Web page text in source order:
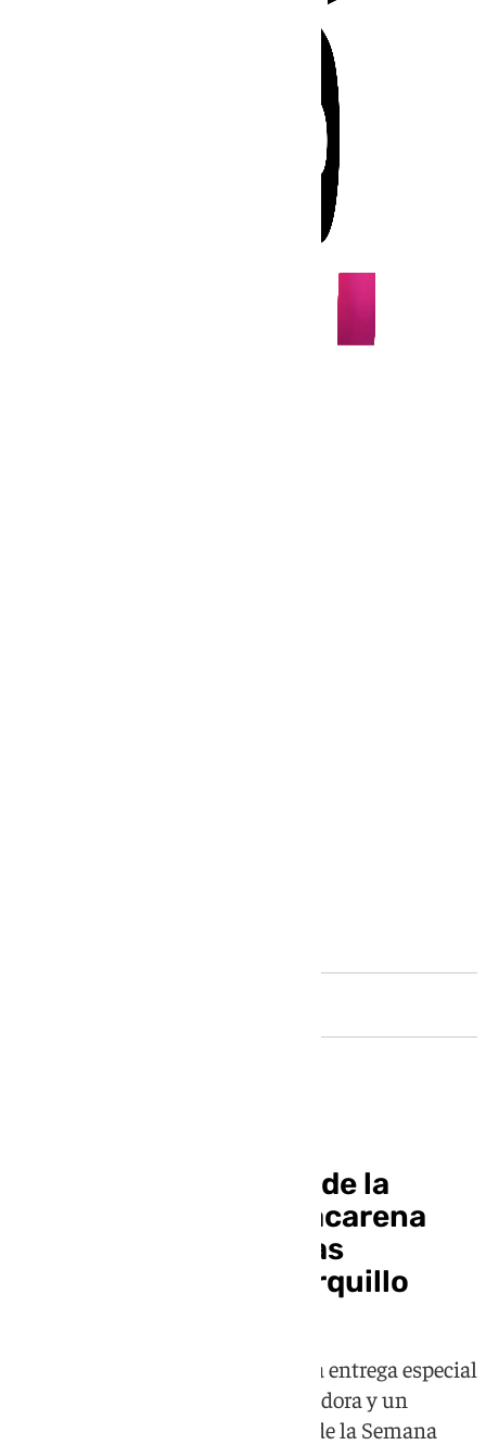
La inédita fotografía de la
restauración de la Macarena
que «desmontaría» las
acusaciones de los Arquillo
'Al Cielo' emite este miércoles una entrega especial
sobre la iconografía María Auxiliadora y un
sosegado análisis sobre el futuro de la Semana